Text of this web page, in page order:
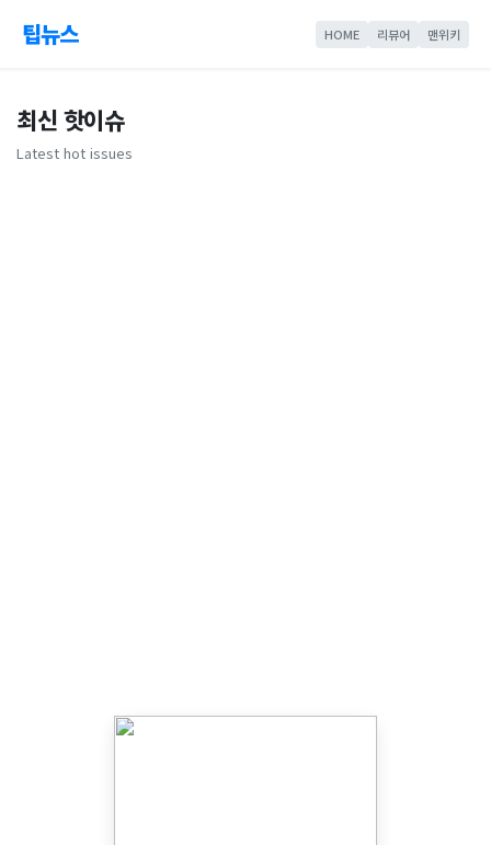
팁뉴스 HOME 리뷰어 맨위키
최신 핫이슈
Latest hot issues